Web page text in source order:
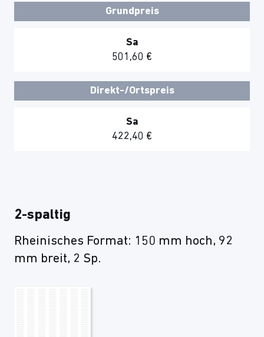
Grundpreis
Sa
501,60 €
Direkt-/Ortspreis
Sa
422,40 €
2-spaltig
Rheinisches Format: 150 mm hoch, 92
mm breit, 2 Sp.